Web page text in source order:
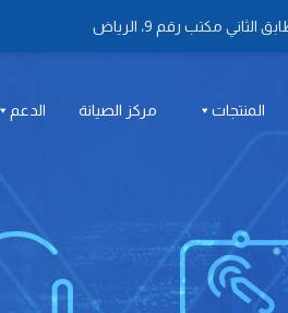
المنتجات مركز الصيانة الدعم